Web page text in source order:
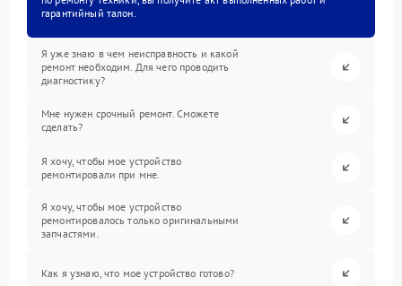
гарантийный талон.
Я уже знаю в чем неисправность и какой
ремонт необходим. Для чего проводить
диагностику?
Мне нужен срочный ремонт. Сможете
сделать?
Я хочу, чтобы мое устройство
ремонтировали при мне.
Я хочу, чтобы мое устройство
ремонтировалось только оригинальными
запчастями.
Как я узнаю, что мое устройство готово?